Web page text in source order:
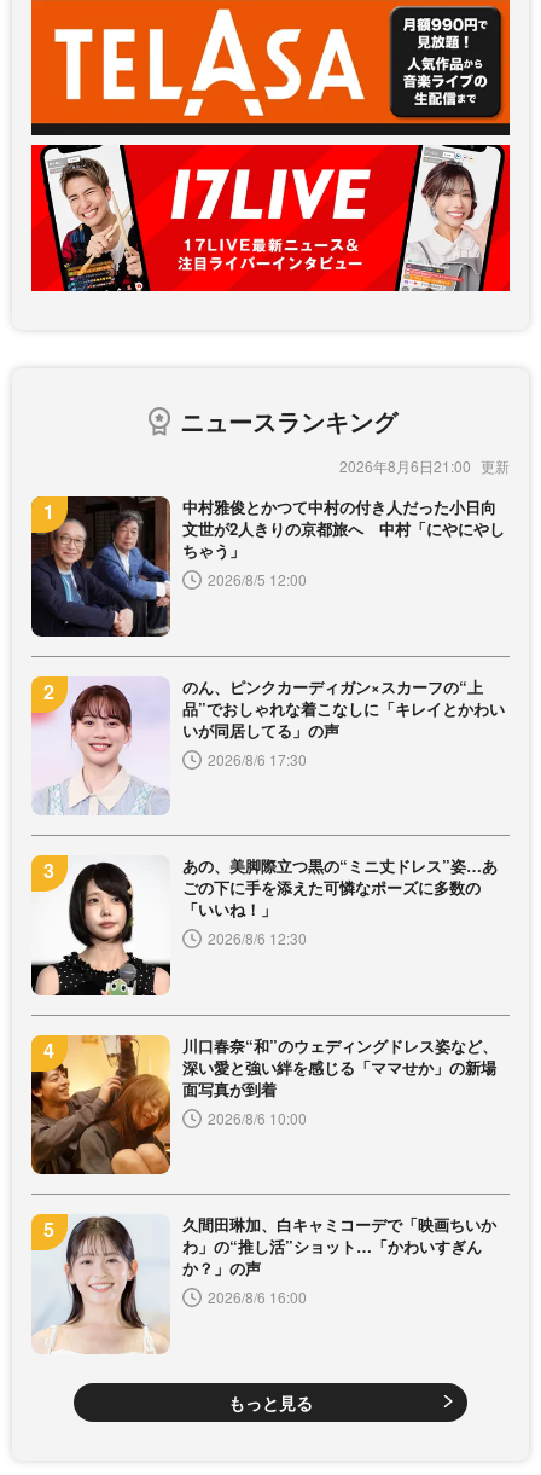
ニュースランキング
2026年8月6日21:00
中村雅俊とかつて中村の付き人だった小日向
文世が2人きりの京都旅へ 中村「にやにやし
ちゃう」
2026/8/5 12:00
のん、ピンクカーディガン×スカーフの“上
品”でおしゃれな着こなしに「キレイとかわい
いが同居してる」の声
2026/8/6 17:30
あの、美脚際立つ黒の“ミニ丈ドレス”姿…あ
ごの下に手を添えた可憐なポーズに多数の
「いいね！」
2026/8/6 12:30
川口春奈“和”のウェディングドレス姿など、
深い愛と強い絆を感じる「ママせか」の新場
面写真が到着
2026/8/6 10:00
久間田琳加、白キャミコーデで「映画ちいか
わ」の“推し活”ショット…「かわいすぎん
か？」の声
2026/8/6 16:00
もっと見る